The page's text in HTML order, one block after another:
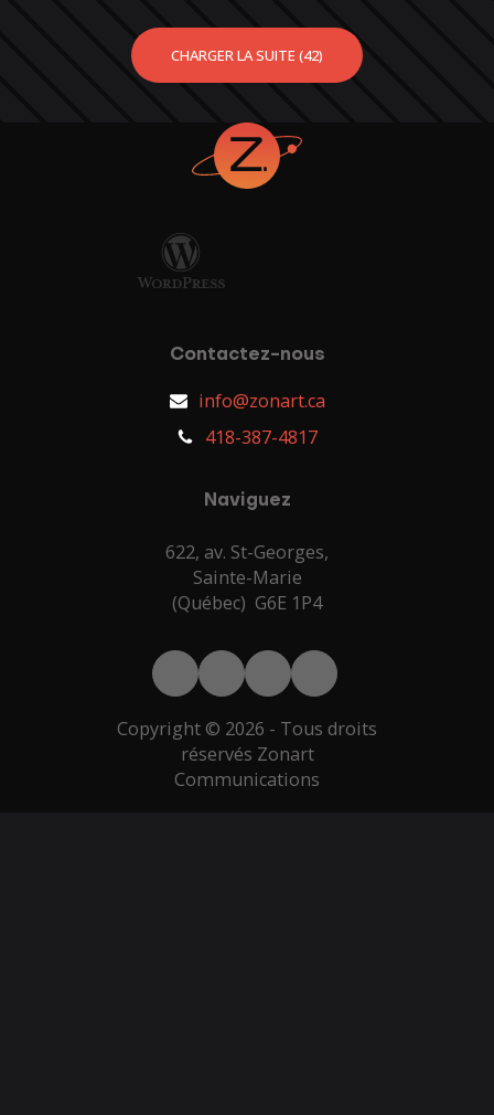
CHARGER LA SUITE (42)
Contactez-nous
info@zonart.ca
418-387-4817
Naviguez
622, av. St-Georges,
Sainte-Marie
(Québec) G6E 1P4
Copyright © 2026 - Tous droits
réservés Zonart
Communications